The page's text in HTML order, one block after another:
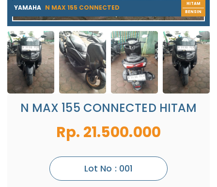
YAMAHA N MAX 155 CONNECTED
HITAM
BENSIN
N MAX 155 CONNECTED HITAM
Rp. 21.500.000
Lot No : 001